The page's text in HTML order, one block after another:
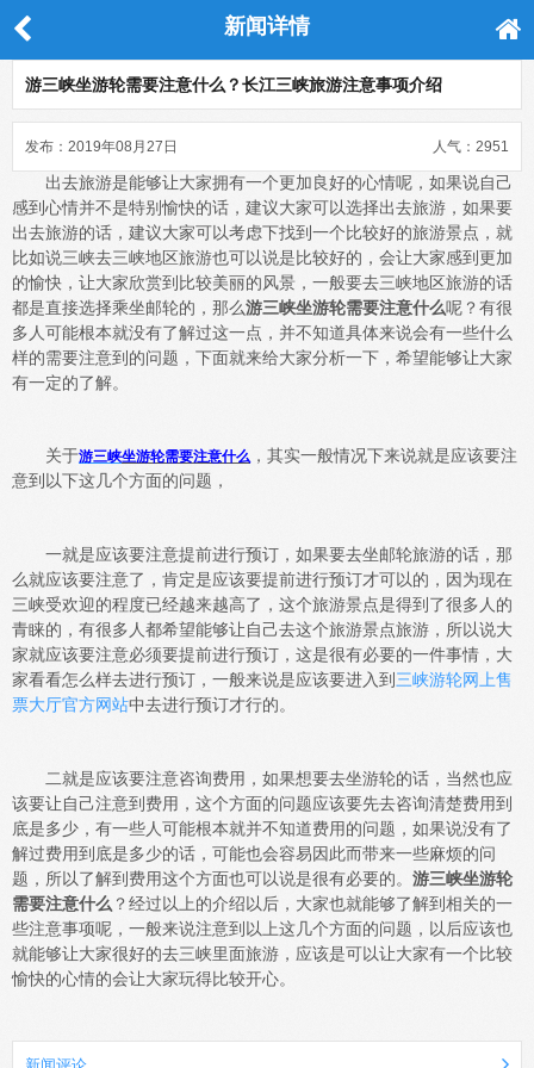
新闻详情
游三峡坐游轮需要注意什么？长江三峡旅游注意事项介绍
人气：2951
发布：2019年08月27日
出去旅游是能够让大家拥有一个更加良好的心情呢，如果说自己
感到心情并不是特别愉快的话，建议大家可以选择出去旅游，如果要
出去旅游的话，建议大家可以考虑下找到一个比较好的旅游景点，就
比如说三峡去三峡地区旅游也可以说是比较好的，会让大家感到更加
的愉快，让大家欣赏到比较美丽的风景，一般要去三峡地区旅游的话
都是直接选择乘坐邮轮的，那么游三峡坐游轮需要注意什么呢？有很
多人可能根本就没有了解过这一点，并不知道具体来说会有一些什么
样的需要注意到的问题，下面就来给大家分析一下，希望能够让大家
有一定的了解。
关于游三峡坐游轮需要注意什么 ，其实一般情况下来说就是应该要注
意到以下这几个方面的问题，
一就是应该要注意提前进行预订，如果要去坐邮轮旅游的话，那
么就应该要注意了，肯定是应该要提前进行预订才可以的，因为现在
三峡受欢迎的程度已经越来越高了，这个旅游景点是得到了很多人的
青睐的，有很多人都希望能够让自己去这个旅游景点旅游，所以说大
家就应该要注意必须要提前进行预订，这是很有必要的一件事情，大
家看看怎么样去进行预订，一般来说是应该要进入到 三峡游轮网上售
票大厅官方网站中去进行预订才行的。
二就是应该要注意咨询费用，如果想要去坐游轮的话，当然也应
该要让自己注意到费用，这个方面的问题应该要先去咨询清楚费用到
底是多少，有一些人可能根本就并不知道费用的问题，如果说没有了
解过费用到底是多少的话，可能也会容易因此而带来一些麻烦的问
题，所以了解到费用这个方面也可以说是很有必要的。 游三峡坐游轮
需要注意什么 ？经过以上的介绍以后，大家也就能够了解到相关的一
些注意事项呢，一般来说注意到以上这几个方面的问题，以后应该也
就能够让大家很好的去三峡里面旅游，应该是可以让大家有一个比较
愉快的心情的会让大家玩得比较开心。